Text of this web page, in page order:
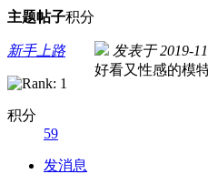
主题帖子积分
新手上路
积分
59
发消息
发表于 2019-
好看又性感的模